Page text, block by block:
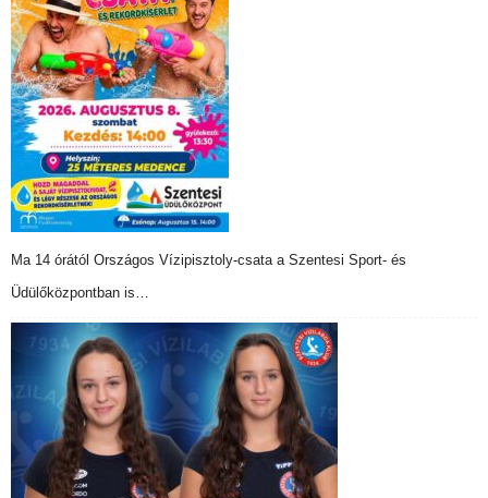
Ma 14 órától Országos Vízipisztoly-csata a Szentesi Sport- és
Üdülőközpontban is…